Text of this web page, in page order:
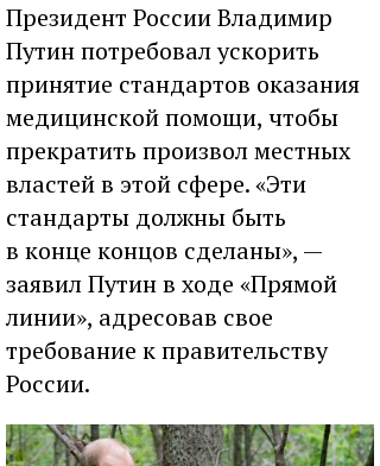
Президент России Владимир
Путин потребовал ускорить
принятие стандартов оказания
медицинской помощи, чтобы
прекратить произвол местных
властей в этой сфере. «Эти
стандарты должны быть
в конце концов сделаны», —
заявил Путин в ходе «Прямой
линии», адресовав свое
требование к правительству
России.